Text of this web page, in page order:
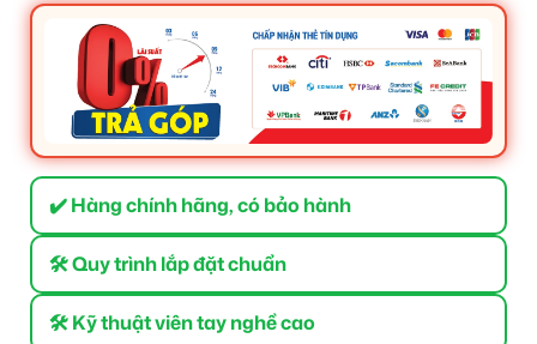
✔️ Hàng chính hãng, có bảo hành
🛠 Quy trình lắp đặt chuẩn
🛠 Kỹ thuật viên tay nghề cao